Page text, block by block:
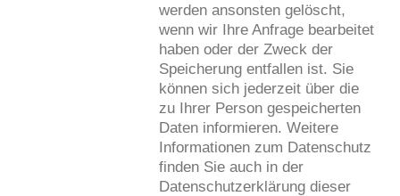
werden ansonsten gelöscht,
wenn wir Ihre Anfrage bearbeitet
haben oder der Zweck der
Speicherung entfallen ist. Sie
können sich jederzeit über die
zu Ihrer Person gespeicherten
Daten informieren. Weitere
Informationen zum Datenschutz
finden Sie auch in der
Datenschutzerklärung dieser